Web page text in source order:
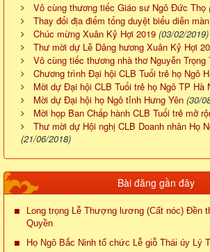
Vô cùng thương tiếc Giáo sư Ngô Đức Thọ
Thay đổi địa điểm tổng duyệt biểu diễn
Chúc mừng Xuân Kỷ Hợi 2019 (03/02/2019)
Thư mời dự Lễ Dâng hương Xuân Kỷ Hợi
Vô cùng tiếc thương nhà thơ Nguyễn Trọng
Chương trình Đại hội CLB Tuổi trẻ họ Ngô
Mời dự Đại hội CLB Tuổi trẻ họ Ngô TP Hà
Mời dự Đại hội họ Ngô tỉnh Hưng Yên (30/
Mời họp Ban Chấp hành CLB Tuổi trẻ mở
Thư mời dự Hội nghị CLB Doanh nhân Họ
(21/06/2018)
Bài đăng gần đây
Long trọng Lễ Thượng lương (Cất nóc) Đền
Quyền
Họ Ngô Bắc Ninh tổ chức Lễ giỗ Thái úy Lý